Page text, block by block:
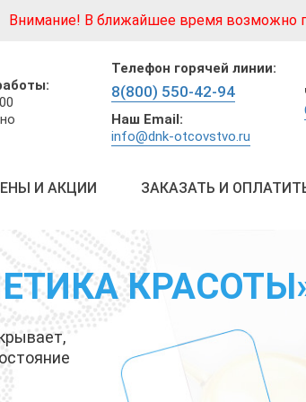
Внимание! В ближайшее время
Телефон горячей линии:
8(800) 550-42-94
Наш Email:
info@dnk-otcovstvo.ru
И АКЦИИ ЗАКАЗАТЬ И
ОСТАНКОВ
НА ДОМ
и
И КРАСОТА,
дней.
ПАРТНЁРОМ
и